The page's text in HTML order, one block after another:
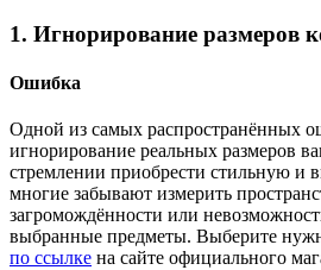
1. Игнорирование размеров
Ошибка
Одной из самых распространённых
игнорирование реальных размеров
стремлении приобрести стильную и
многие забывают измерить
загромождённости или
выбранные предметы. Выберите
по ссылке на сайте официального